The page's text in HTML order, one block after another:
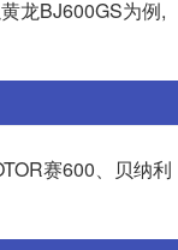
龙BJ600GS为例,
赛600、贝纳利